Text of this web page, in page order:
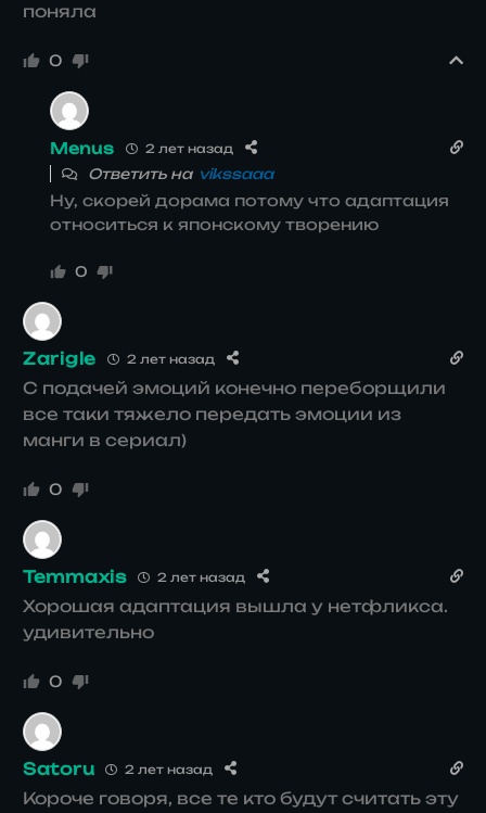
поняла
0
Menus 2 лет назад
Ответить на vikssaaa
Ну, скорей дорама потому что адаптация
относиться к японскому творению
0
Zarigle 2 лет назад
С подачей эмоций конечно переборщили
все таки тяжело передать эмоции из
манги в сериал)
0
Temmaxis 2 лет назад
Хорошая адаптация вышла у нетфликса.
удивительно
0
Satoru 2 лет назад
Короче говоря, все те кто будут считать эту